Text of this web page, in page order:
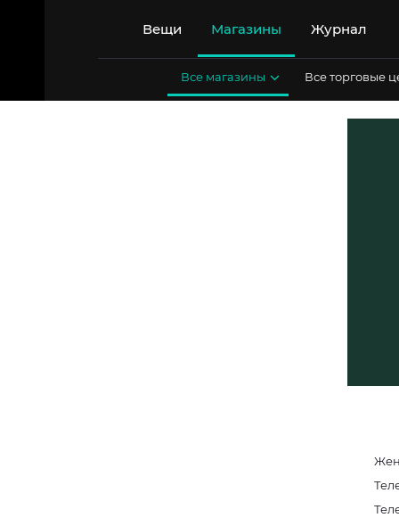
Вещи Магазины Журнал
Все магазины Все торговые